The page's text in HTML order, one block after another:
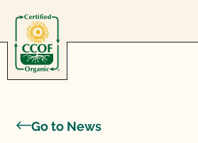
Go to News